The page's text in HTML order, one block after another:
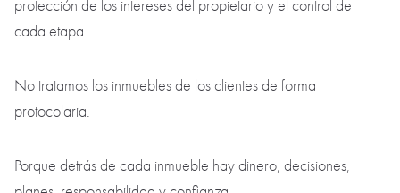
estado técnico, los costes posteriores a la compra, el
potencial, la posición negociadora del vendedor y el futuro
Cuando vendemos el inmueble de un cliente, actuamos como